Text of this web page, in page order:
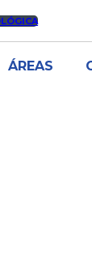
ÁREAS